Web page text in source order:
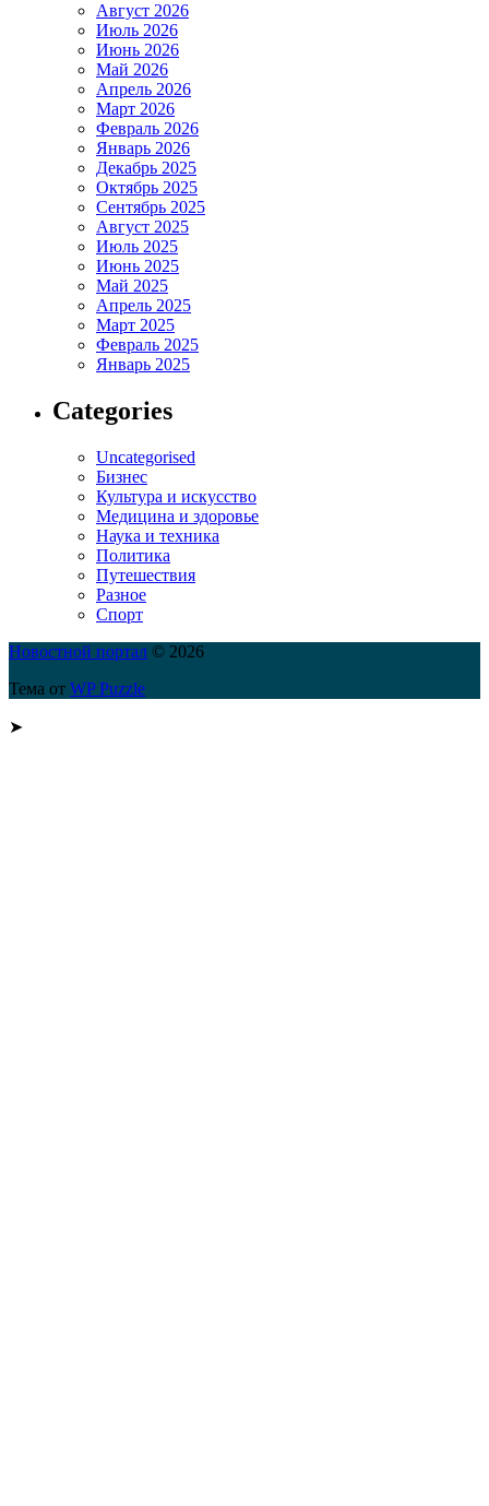
Август 2026
Июль 2026
Июнь 2026
Май 2026
Апрель 2026
Март 2026
Февраль 2026
Январь 2026
Декабрь 2025
Октябрь 2025
Сентябрь 2025
Август 2025
Июль 2025
Июнь 2025
Май 2025
Апрель 2025
Март 2025
Февраль 2025
Январь 2025
Categories
Uncategorised
Бизнес
Культура и искусство
Медицина и здоровье
Наука и техника
Политика
Путешествия
Разное
Спорт
Новостной портал © 2026
Тема от WP Puzzle
➤